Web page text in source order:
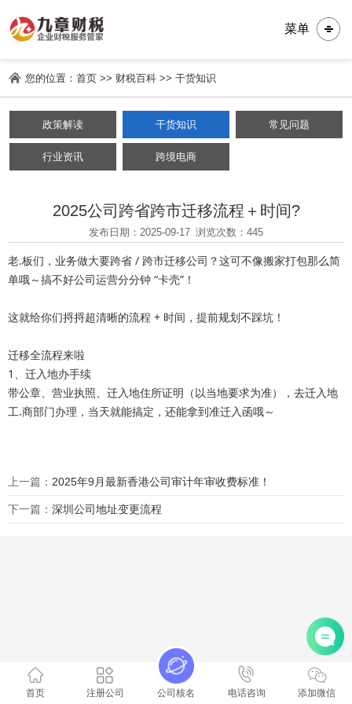
菜单
您的位置：首页 >> 财税百科 >>干货知识
政策解读 干货知识 常见问题
行业资讯 跨境电商
2025公司跨省跨市迁移流程＋时间?
发布日期：2025-09-17 浏览次数：445
老.板们，业务做大要跨省 / 跨市迁移公司？这可不像搬家打包那么简
单哦～搞不好公司运营分分钟 “卡壳”！
这就给你们捋捋超清晰的流程 + 时间，提前规划不踩坑！
1、迁入地办手续
带公章、营业执照、迁入地住所证明（以当地要求为准），去迁入地
工.商部门办理，当天就能搞定，还能拿到准迁入函哦～
上一篇： 2025年9月最新香港公司审计年审收费标准！
下一篇： 深圳公司地址变更流程
首页 注册公司 公司核名 电话咨询 添加微信